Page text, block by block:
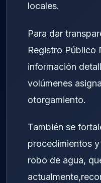
locales.
Para dar
Registro Público
información
volúmenes
otorgamiento.
También se
procedimientos
robo de agua,